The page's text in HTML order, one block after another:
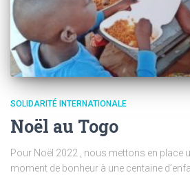
SOLIDARITÉ INTERNATIONALE
Noël au Togo
Pour Noël 2022 , nous mettons en place
moment de bonheur à une centaine